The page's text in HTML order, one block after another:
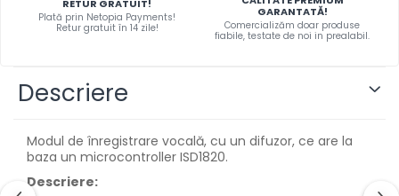
RETUR GRATUIT!
Plată prin Netopia Payments!
Retur gratuit în 14 zile!
GARANTATĂ!
Comercializăm doar produse
fiabile, testate de noi in prealabil.
Descriere
Modul de înregistrare vocală, cu un difuzor, ce are la
baza un microcontroller ISD1820.
Descriere: